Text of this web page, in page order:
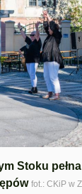
Stoku
fot.: CKiP w